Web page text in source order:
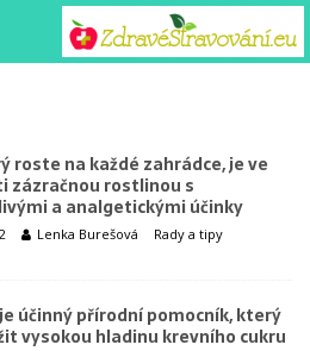
roste na každé zahrádce, je ve
zázračnou rostlinou s
a analgetickými účinky
Lenka Burešová Rady a tipy
účinný přírodní pomocník, který
vysokou hladinu krevního cukru